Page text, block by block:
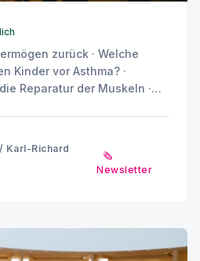
zurück · Welche
Kinder vor Asthma? ·
Reparatur der Muskeln ·
/ Karl-Richard
🗞️
Newsletter